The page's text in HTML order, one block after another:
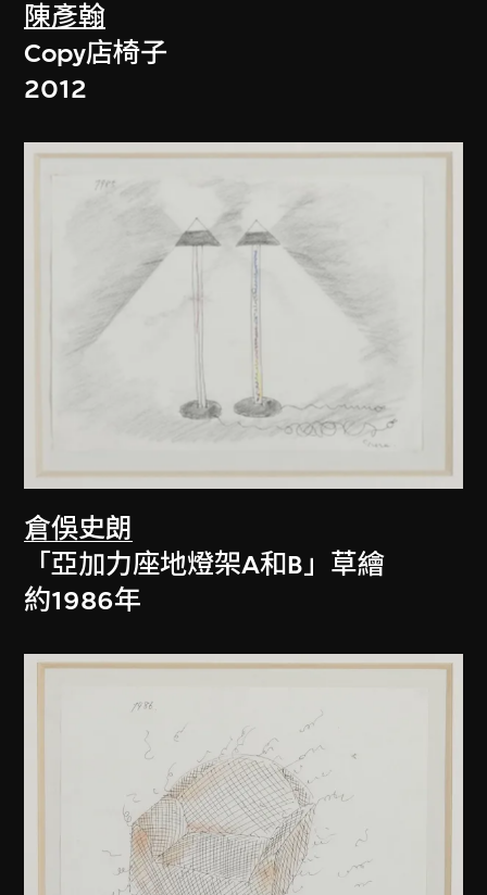
陳彥翰
Copy店椅子
2012
倉俁史朗
「亞加力座地燈架A和B」草繪
約1986年